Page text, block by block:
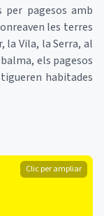
per pagesos amb
les terres
la Vila, la Serra, al
els pagesos
habitades
Clic per ampliar